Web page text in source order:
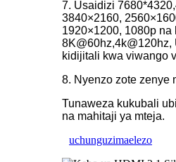
7. Usaidizi
3840×2160,
1920×1200, 1080p na
8K@60hz,4k@120hz,
kidijitali kwa viwango
8. Nyenzo zote zenye
Tunaweza kukubali
na mahitaji ya mteja.
uchunguzimaelezo